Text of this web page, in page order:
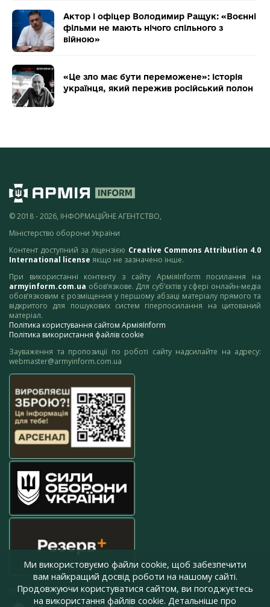
Актор і офіцер Володимир Ращук: «Воєнні
фільми не мають нічого спільного з
війною»
«Це зло має бути переможене»: історія
українця, який пережив російський полон
© 2018 - 2026, ІНФОРМАЦІЙНЕ АГЕНТСТВО,
Міністерство оборони України
Контент доступний за ліцензією Creative Commons Attribution 4.0
International license якщо не зазначено інше.
При використанні контенту з сайту АрміяInform посилання на
armyinform.com.ua обов’язкове. Для суб’єктів у сфері онлайн-медіа
обов’язковим є розміщення у першому абзаці матеріалу прямого та
відкритого для пошукових систем гіперпосилання на цитований
матеріал.
Політика користування сайтом АрміяInform
Політика використання файлів cookie
Зауваження та пропозиції по роботі сайту надсилайте на адресу:
webmaster@armyinform.com.ua
press@armyinform.com.ua
Ми використовуємо файли cookie, щоб забезпечити
вам найкращий досвід роботи на нашому сайті.
Продовжуючи користуватися сайтом, ви погоджуєтесь
на використання файлів cookie. Детальніше про